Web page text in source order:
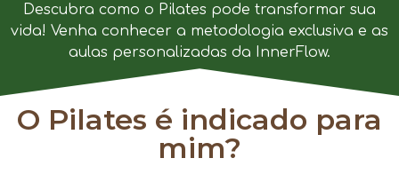
Descubra como o Pilates pode transformar sua
vida! Venha conhecer a metodologia exclusiva e as
aulas personalizadas da InnerFlow.
O Pilates é indicado para
mim?